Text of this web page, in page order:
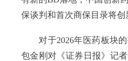
保谈判和首次商保目录将
对于2026年医药板块的
包金刚对《证券日报》记